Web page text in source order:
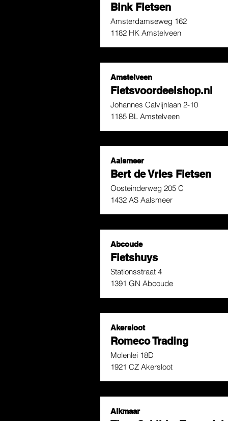
Bink Fietsen
Amsterdamseweg 162
1182 HK Amstelveen
Amstelveen
Fietsvoordeelshop.nl
Johannes Calvijnlaan 2-10
1185 BL Amstelveen
Aalsmeer
Bert de Vries Fietsen
Oosteinderweg 205 C
1432 AS Aalsmeer
Abcoude
Fietshuys
Stationsstraat 4
1391 GN Abcoude
Akersloot
Romeco Trading
Molenlei 18D
1921 CZ Akersloot
Alkmaar